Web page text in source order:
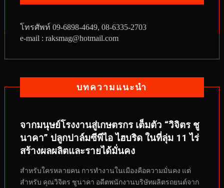
โทรศัพท์ 09-6898-4649, 08-6335-2703
e-mail : raksmag@hotmail.com
บทความแนะนำ
จากมนุษย์โรงงานสู่เกษตรกร เต็มตัว “วิจิตร ชู
นาคา” ปลูกปาล์มซีพีไอ ไฮบริด ในที่ลุ่ม 11 ไร่
สร้างผลผลิตและรายได้มั่นคง
สำหรับใครหลายคน การทำงานในเมืองคือความมั่นคง แต่
สำหรับ คุณวิจิตร ชูนาคา อดีตพนักงานบริษัทผลิตรถยนต์จาก